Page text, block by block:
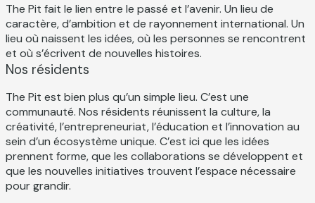
The Pit fait le lien entre le passé et l’avenir. Un lieu de
caractère, d’ambition et de rayonnement international. Un
lieu où naissent les idées, où les personnes se rencontrent
et où s’écrivent de nouvelles histoires.
Nos résidents
The Pit est bien plus qu’un simple lieu. C’est une
communauté. Nos résidents réunissent la culture, la
créativité, l’entrepreneuriat, l’éducation et l’innovation au
sein d’un écosystème unique. C’est ici que les idées
prennent forme, que les collaborations se développent et
que les nouvelles initiatives trouvent l’espace nécessaire
pour grandir.